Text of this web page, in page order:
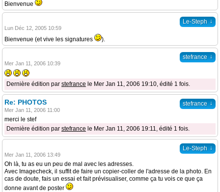
Bienvenue
Le-Steph ↓
Lun Déc 12, 2005 10:59
Bienvenue (et vive les signatures ).
stefrance ↓
Mer Jan 11, 2006 10:39
Dernière édition par stefrance le Mer Jan 11, 2006 19:10, édité 1 fois.
stefrance ↓
Re: PHOTOS
Mer Jan 11, 2006 11:00
merci le stef
Dernière édition par stefrance le Mer Jan 11, 2006 19:11, édité 1 fois.
Le-Steph ↓
Mer Jan 11, 2006 13:49
Oh là, tu as eu un peu de mal avec les adresses.
Avec Imagecheck, il suffit de faire un copier-coller de l'adresse de la photo. En
cas de doute, fais un essai et fait prévisualiser, comme ça tu vois ce que ça
donne avant de poster